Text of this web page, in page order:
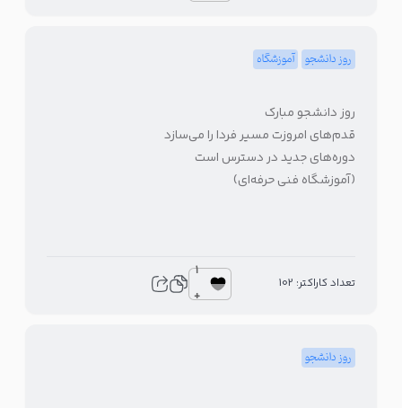
روز دانشجو آموزشگاه
روز دانشجو مبارک
قدم‌های امروزت مسیر فردا را می‌سازد
دوره‌های جدید در دسترس است
(آموزشگاه فنی حرفه‌ای)
تعداد کاراکتر: 102
1
+
روز دانشجو